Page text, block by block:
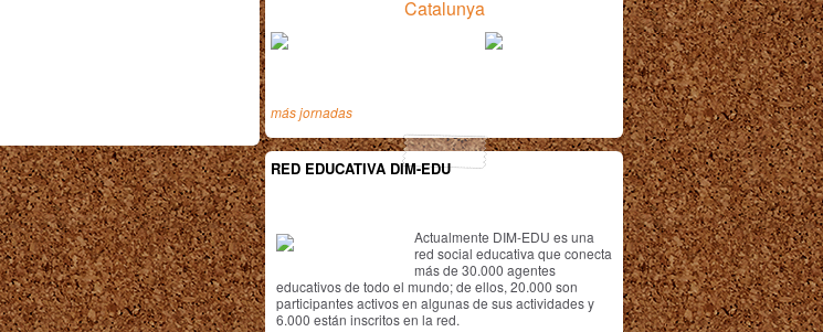
Catalunya
más jornadas
RED EDUCATIVA DIM-EDU
Actualmente DIM-EDU es una
red social educativa que conecta
más de 30.000 agentes
educativos de todo el mundo; de ellos, 20.000 son
participantes activos en algunas de sus actividades y
6.000 están inscritos en la red.